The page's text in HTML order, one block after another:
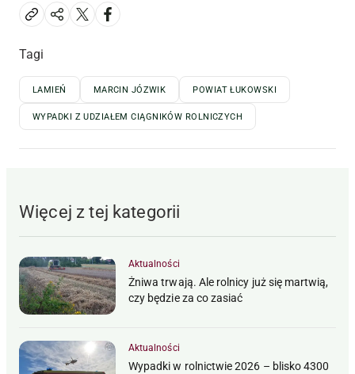
Tagi
LAMIEŃ MARCIN JÓZWIK POWIAT ŁUKOWSKI
WYPADKI Z UDZIAŁEM CIĄGNIKÓW ROLNICZYCH
Więcej z tej kategorii
Aktualności
Żniwa trwają. Ale rolnicy już się martwią,
czy będzie za co zasiać
Aktualności
Wypadki w rolnictwie 2026 – blisko 4300